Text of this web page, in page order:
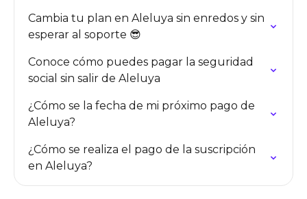
Cambia tu plan en Aleluya sin enredos y sin
esperar al soporte 😎
Conoce cómo puedes pagar la seguridad
social sin salir de Aleluya
¿Cómo se la fecha de mi próximo pago de
Aleluya?
¿Cómo se realiza el pago de la suscripción
en Aleluya?